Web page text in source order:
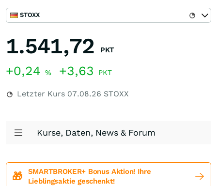
STOXX
1.541,72 PKT
+0,24 % +3,63 PKT
Letzter Kurs 07.08.26 STOXX
Kurse, Daten, News & Forum
🎁
SMARTBROKER+ Bonus Aktion! Ihre
Lieblingsaktie geschenkt!